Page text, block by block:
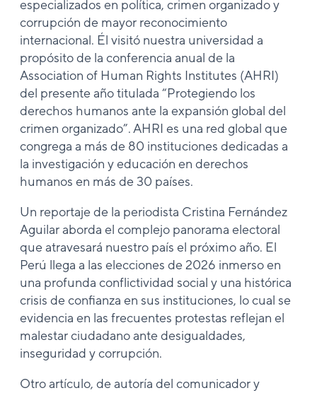
especializados en política, crimen organizado y
corrupción de mayor reconocimiento
internacional. Él visitó nuestra universidad a
propósito de la conferencia anual de la
Association of Human Rights Institutes (AHRI)
del presente año titulada “Protegiendo los
derechos humanos ante la expansión global del
crimen organizado”. AHRI es una red global que
congrega a más de 80 instituciones dedicadas a
la investigación y educación en derechos
humanos en más de 30 países.
Un reportaje de la periodista Cristina Fernández
Aguilar aborda el complejo panorama electoral
que atravesará nuestro país el próximo año. El
Perú llega a las elecciones de 2026 inmerso en
una profunda conflictividad social y una histórica
crisis de confianza en sus instituciones, lo cual se
evidencia en las frecuentes protestas reflejan el
malestar ciudadano ante desigualdades,
inseguridad y corrupción.
Otro artículo, de autoría del comunicador y